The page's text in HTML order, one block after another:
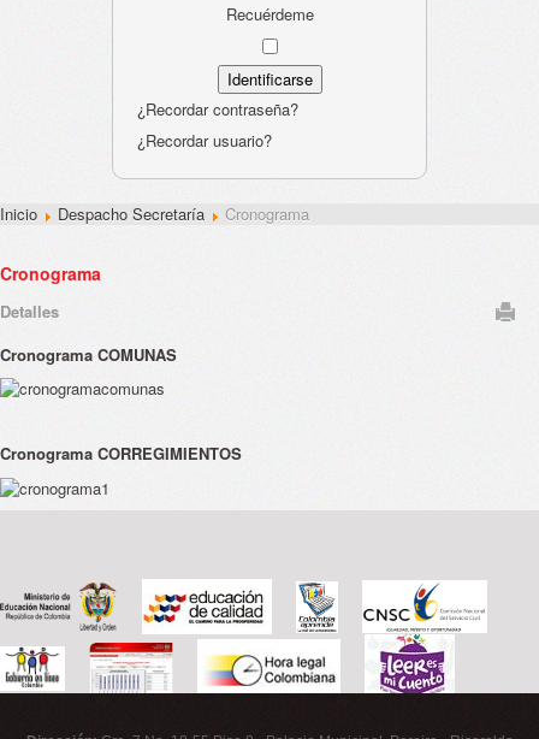
Recuérdeme
¿Recordar contraseña?
¿Recordar usuario?
Inicio Despacho Secretaría Cronograma
Cronograma
Detalles
Cronograma COMUNAS
Cronograma CORREGIMIENTOS